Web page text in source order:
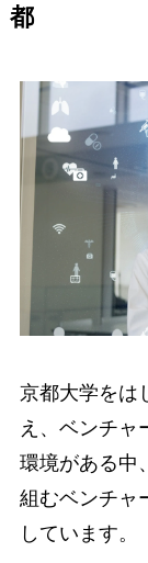
都
京都大学をは
え、ベンチャ
環境がある中
組むベンチャ
しています。